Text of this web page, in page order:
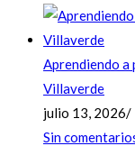
Aprendiendo a
Villaverde
julio 13, 2026/
Sin